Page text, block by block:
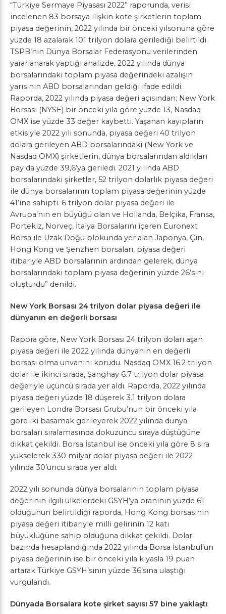
“Türkiye Sermaye Piyasası 2022” raporunda, verisi
incelenen 83 borsaya ilişkin kote şirketlerin toplam
piyasa değerinin, 2022 yılında bir önceki yılsonuna göre
yüzde 18 azalarak 101 trilyon dolara gerilediği belirtildi.
TSPB’nin Dünya Borsalar Federasyonu verilerinden
yararlanarak yaptığı analizde, 2022 yılında dünya
borsalarındaki toplam piyasa değerindeki azalışın
yarısının ABD borsalarından geldiği ifade edildi.
Raporda, 2022 yılında piyasa değeri açısından; New York
Borsası (NYSE) bir önceki yıla göre yüzde 13, Nasdaq
OMX ise yüzde 33 değer kaybetti. Yaşanan kayıpların
etkisiyle 2022 yılı sonunda, piyasa değeri 40 trilyon
dolara gerileyen ABD borsalarındaki (New York ve
Nasdaq OMX) şirketlerin, dünya borsalarından aldıkları
pay da yüzde 39,6’ya geriledi. 2021 yılında ABD
borsalarındaki şirketler, 52 trilyon dolarlık piyasa değeri
ile dünya borsalarının toplam piyasa değerinin yüzde
41’ine sahipti. 6 trilyon dolar piyasa değeri ile
Avrupa’nın en büyüğü olan ve Hollanda, Belçika, Fransa,
Portekiz, Norveç, İtalya Borsalarını içeren Euronext
Borsa ile Uzak Doğu blokunda yer alan Japonya, Çin,
Hong Kong ve Şenzhen borsaları, piyasa değeri
itibariyle ABD borsalarının ardından gelerek, dünya
borsalarındaki toplam piyasa değerinin yüzde 26’sını
oluşturdu” denildi.
New York Borsası 24 trilyon dolar piyasa değeri ile
dünyanın en değerli borsası
Rapora göre, New York Borsası 24 trilyon doları aşan
piyasa değeri ile 2022 yılında dünyanın en değerli
borsası olma unvanını korudu. Nasdaq OMX 16.2 trilyon
dolar ile ikinci sırada, Şanghay 6.7 trilyon dolar piyasa
değeriyle üçüncü sırada yer aldı. Raporda, 2022 yılında
piyasa değeri yüzde 18 düşerek 3.1 trilyon dolara
gerileyen Londra Borsası Grubu’nun bir önceki yıla
göre iki basamak gerileyerek 2022 yılında dünya
borsaları sıralamasında dokuzuncu sıraya düştüğüne
dikkat çekildi. Borsa İstanbul ise önceki yıla göre 8 sıra
yükselerek 330 milyar dolar piyasa değeri ile 2022
yılında 30’uncu sırada yer aldı.
2022 yılı sonunda dünya borsalarının toplam piyasa
değerinin ilgili ülkelerdeki GSYH’ya oranının yüzde 61
olduğunun belirtildiği raporda, Hong Kong borsasının
piyasa değeri itibariyle milli gelirinin 12 katı
büyüklüğüne sahip olduğuna dikkat çekildi. Dolar
bazında hesaplandığında 2022 yılında Borsa İstanbul’un
piyasa değerinin ise bir önceki yıla kıyasla 19 puan
artarak Türkiye GSYH’sının yüzde 36’sına ulaştığı
vurgulandı.
Dünyada Borsalara kote şirket sayısı 57 bine yaklaştı